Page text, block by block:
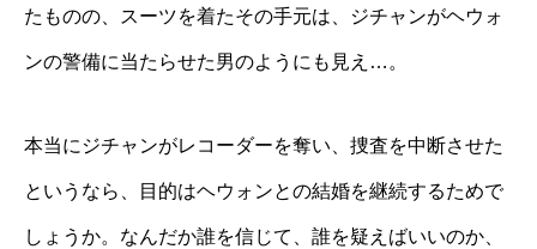
たものの、スーツを着たその手元は、ジチャンがヘウォ
ンの警備に当たらせた男のようにも見え…。
本当にジチャンがレコーダーを奪い、捜査を中断させた
というなら、目的はヘウォンとの結婚を継続するためで
しょうか。なんだか誰を信じて、誰を疑えばいいのか、